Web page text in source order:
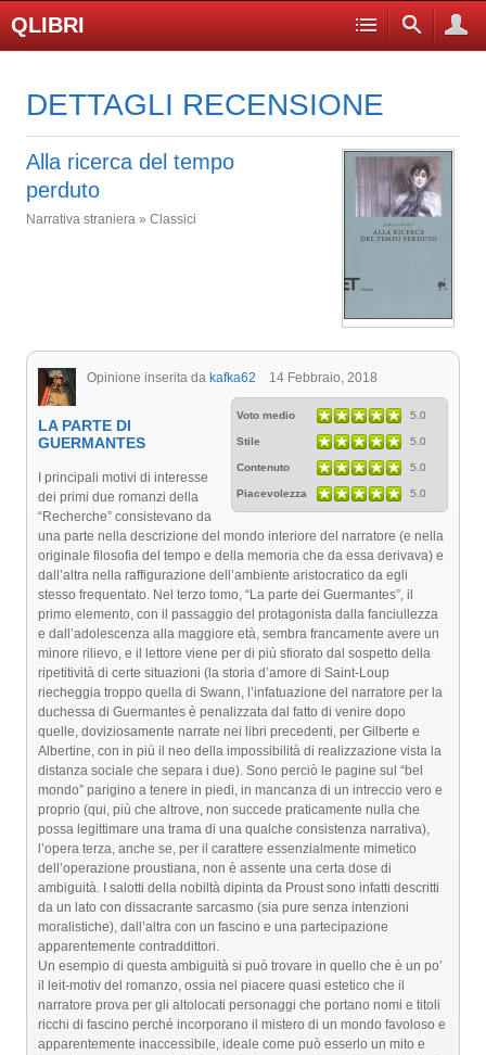
QLIBRI
DETTAGLI RECENSIONE
Alla ricerca del tempo
perduto
Narrativa straniera » Classici
Opinione inserita da kafka62 14 Febbraio, 2018
Voto medio 5.0
Stile 5.0
Contenuto 5.0
Piacevolezza 5.0
LA PARTE DI
GUERMANTES
I principali motivi di interesse
dei primi due romanzi della
“Recherche” consistevano da
una parte nella descrizione del mondo interiore del narratore (e nella
originale filosofia del tempo e della memoria che da essa derivava) e
dall’altra nella raffigurazione dell’ambiente aristocratico da egli
stesso frequentato. Nel terzo tomo, “La parte dei Guermantes”, il
primo elemento, con il passaggio del protagonista dalla fanciullezza
e dall’adolescenza alla maggiore età, sembra francamente avere un
minore rilievo, e il lettore viene per di più sfiorato dal sospetto della
ripetitività di certe situazioni (la storia d’amore di Saint-Loup
riecheggia troppo quella di Swann, l’infatuazione del narratore per la
duchessa di Guermantes è penalizzata dal fatto di venire dopo
quelle, doviziosamente narrate nei libri precedenti, per Gilberte e
Albertine, con in più il neo della impossibilità di realizzazione vista la
distanza sociale che separa i due). Sono perciò le pagine sul “bel
mondo” parigino a tenere in piedi, in mancanza di un intreccio vero e
proprio (qui, più che altrove, non succede praticamente nulla che
possa legittimare una trama di una qualche consistenza narrativa),
l’opera terza, anche se, per il carattere essenzialmente mimetico
dell’operazione proustiana, non è assente una certa dose di
ambiguità. I salotti della nobiltà dipinta da Proust sono infatti descritti
da un lato con dissacrante sarcasmo (sia pure senza intenzioni
moralistiche), dall’altra con un fascino e una partecipazione
apparentemente contraddittori.
Un esempio di questa ambiguità si può trovare in quello che è un po’
il leit-motiv del romanzo, ossia nel piacere quasi estetico che il
narratore prova per gli altolocati personaggi che portano nomi e titoli
ricchi di fascino perché incorporano il mistero di un mondo favoloso e
apparentemente inaccessibile, ideale come può esserlo un mito e